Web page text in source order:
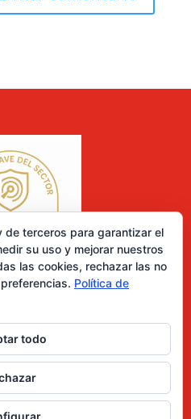
web para empresas
de terceros para garantizar el
su uso y mejorar nuestros
las cookies, rechazar las no
Política de
todo